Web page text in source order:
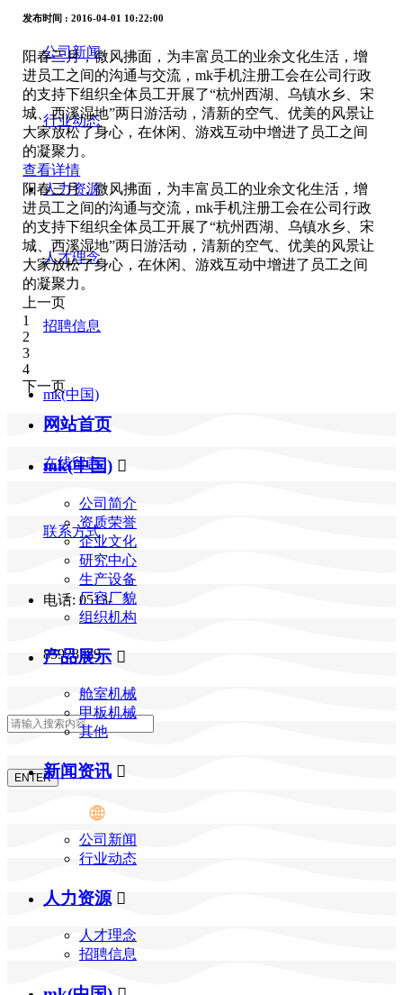
公司新闻
行业动态
人力资源
人才理念
招聘信息
mk(中国)
在线留言
联系方式
电话: 0513-
85928789
发布时间 : 2016-04-01 10:22:00
阳春三月，微风拂面，为丰富员工的业余文化生活，增
进员工之间的沟通与交流，mk手机注册工会在公司行政
的支持下组织全体员工开展了“杭州西湖、乌镇水乡、宋
城、西溪湿地”两日游活动，清新的空气、优美的风景让
大家放松了身心，在休闲、游戏互动中增进了员工之间
的凝聚力。
查看详情
阳春三月，微风拂面，为丰富员工的业余文化生活，增
进员工之间的沟通与交流，mk手机注册工会在公司行政
的支持下组织全体员工开展了“杭州西湖、乌镇水乡、宋
城、西溪湿地”两日游活动，清新的空气、优美的风景让
大家放松了身心，在休闲、游戏互动中增进了员工之间
的凝聚力。
上一页
1
2
3
4
下一页
网站首页
mk(中国) 
公司简介
资质荣誉
企业文化
研究中心
生产设备
厂容厂貌
组织机构
产品展示 
舱室机械
甲板机械
其他
新闻资讯 
公司新闻
行业动态
人力资源 
人才理念
招聘信息